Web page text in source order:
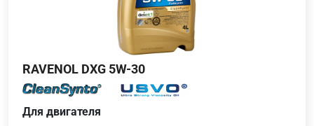
RAVENOL DXG 5W-30
Для двигателя